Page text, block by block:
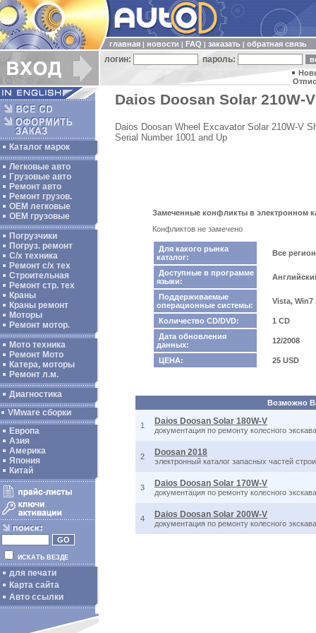
главная новости FAQ заказать обратная связь
логин: пароль:
Каталог марок
Легковые авто
Грузовые авто
Ремонт авто
Ремонт грузов.
ОЕМ легковые
OEM грузовые
Погрузчики
Погруз. ремонт
С/х техника
Ремонт с/х тех
Строительная
Ремонт стр. тех
Краны
Краны ремонт
Моторы
Ремонт мотор.
Мото техника
Ремонт Мото
Катера, моторы
Ремонт л.м.
Диагностика
VMware сборки
Европа
Азия
Америка
Япония
Китай
ИСКАТЬ ВЕЗДЕ
для печати
Карта сайта
Авто ссылки
Daios Doosan Solar 210W-
Daios Doosan Wheel Excavator Solar 210W-V
Serial Number 1001 and Up
Замеченные конфликты в электронном
Конфликтов не замечено
Для какого рынка
каталог:
Все
Доступные в программе
языки:
Поддерживаемые
операционные системы:
Vista, Win7
Количество CD/DVD:
1 CD
Дата обновления
данных:
12/2008
ЦЕНА: 25 USD
Возможно
1 Daios Doosan Solar 180W-V
документация по ремонту колесного
2 Doosan 2018
электронный каталог запасных частей
3 Daios Doosan Solar 170W-V
документация по ремонту колесного
4 Daios Doosan Solar 200W-V
документация по ремонту колесного